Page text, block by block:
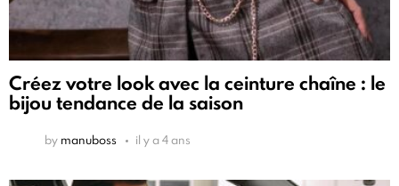
Créez votre look avec la ceinture chaîne : le
bijou tendance de la saison
by manuboss il y a 4 ans